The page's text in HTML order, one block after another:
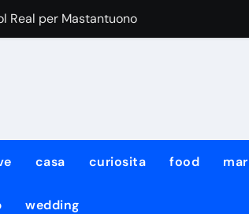
Real per Mastantuono
e poi si aggregherà
SSC Napoli
casa curiosita food
wedding